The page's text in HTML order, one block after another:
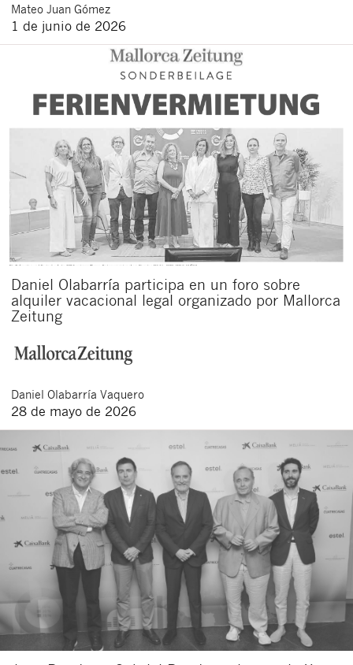
Mateo Juan Gómez
1 de junio de 2026
Daniel Olabarría participa en un foro sobre
alquiler vacacional legal organizado por Mallorca
Zeitung
Daniel Olabarría Vaquero
28 de mayo de 2026
Cerrar